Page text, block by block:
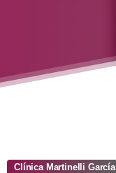
Clínica Martinelli García